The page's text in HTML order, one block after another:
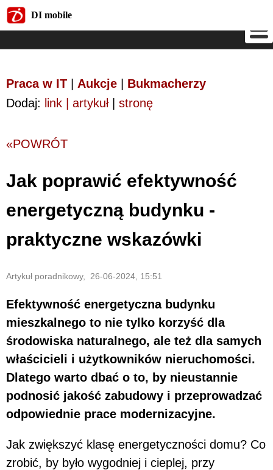
DI mobile
Praca w IT Aukcje
Bukmacherzy
Dodaj: link | artykuł| stronę
«POWRÓT
Jak poprawić efektywność
energetyczną budynku -
praktyczne wskazówki
Artykuł poradnikowy, 26-06-2024, 15:51
Efektywność energetyczna budynku
mieszkalnego to nie tylko korzyść dla
środowiska naturalnego, ale też dla samych
właścicieli i użytkowników nieruchomości.
Dlatego warto dbać o to, by nieustannie
podnosić jakość zabudowy i przeprowadzać
odpowiednie prace modernizacyjne.
Jak zwiększyć klasę energetyczności domu? Co
zrobić, by było wygodniej i cieplej, przy
DI mobile